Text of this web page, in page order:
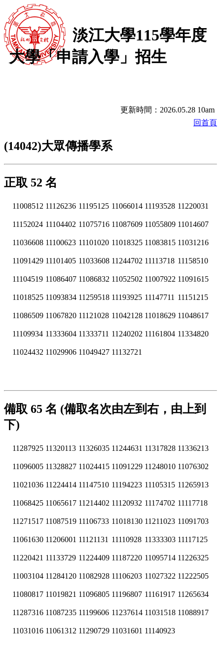
淡江大學115學年度
大學「申請入學」招生
更新時間：2026.05.28 10am
回首頁
(14042)大眾傳播學系
正取 52 名
11008512 11126236 11195125 11066014 11193528 11220031
11152024 11104402 11075716 11087609 11055809 11014607
11036608 11100623 11101020 11018325 11083815 11031216
11091429 11101405 11033608 11244702 11113718 11158510
11104519 11086407 11086832 11052502 11007922 11091615
11018525 11093834 11259518 11193925 11147711 11151215
11086509 11067820 11121028 11042128 11018629 11048617
11109934 11333604 11333711 11240202 11161804 11334820
11024432 11029906 11049427 11132721
備取 65 名 (備取名次由左到右，由上到
下)
11287925 11320113 11326035 11244631 11317828 11336213
11096005 11328827 11024415 11091229 11248010 11076302
11021036 11224414 11147510 11194223 11105315 11265913
11068425 11065617 11214402 11120932 11174702 11117718
11271517 11087519 11106733 11018130 11211023 11091703
11061630 11206001 11121131 11110928 11333303 11117125
11220421 11133729 11224409 11187220 11095714 11226325
11003104 11284120 11082928 11106203 11027322 11222505
11080817 11019821 11096805 11196807 11161917 11265634
11287316 11087235 11199606 11237614 11031518 11088917
11031016 11061312 11290729 11031601 11140923